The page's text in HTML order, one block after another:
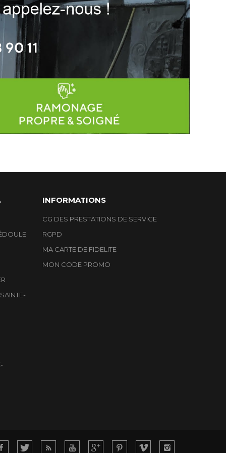
INFORMATIONS
CG DES PRESTATIONS DE SERVICE
RGPD
MA CARTE DE FIDELITE
MON CODE PROMO